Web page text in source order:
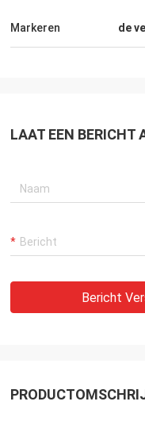
nadenkende dienst van de
Markeren de
LAAT EEN BERICHT
Bericht